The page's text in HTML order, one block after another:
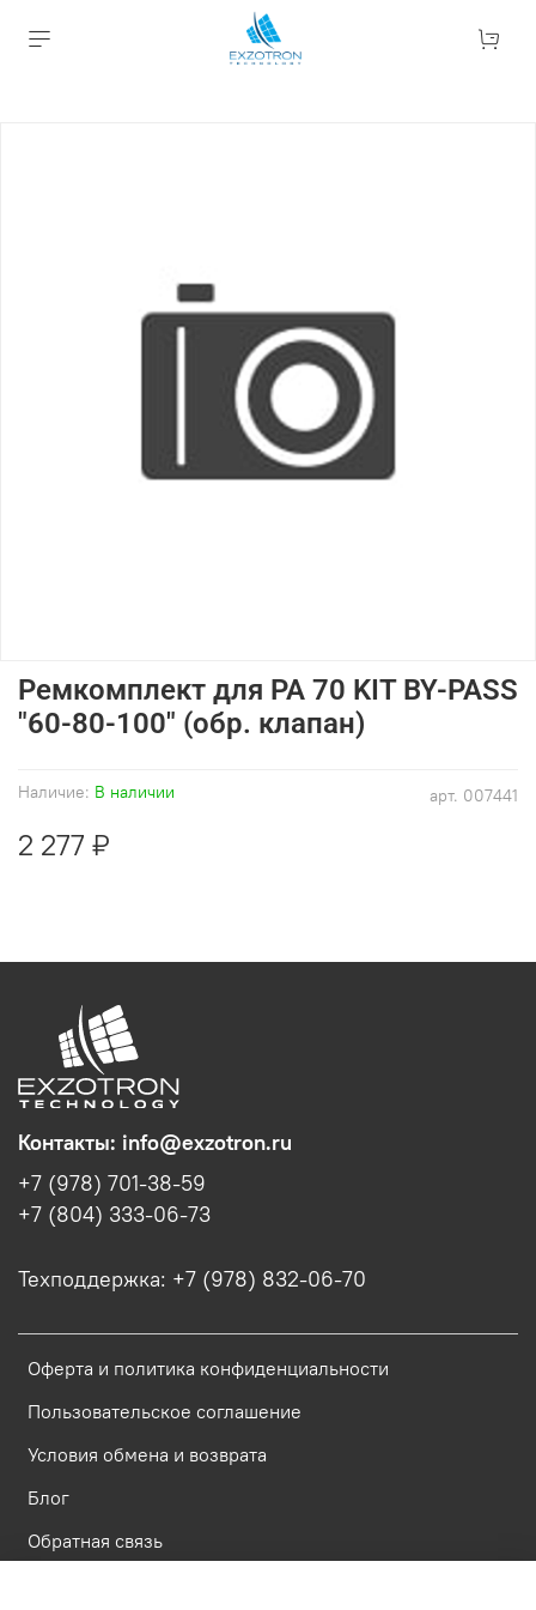
арт. 007441
Наличие: В наличии
Ремкомплект для РА 70 KIT BY-PASS
"60-80-100" (обр. клапан)
2 277 ₽
Оферта и политика конфиденциальности
Пользовательское соглашение
Условия обмена и возврата
Блог
Обратная связь
Контакты: info@exzotron.ru
+7 (978) 701-38-59
+7 (804) 333-06-73
Техподдержка: +7 (978) 832-06-70